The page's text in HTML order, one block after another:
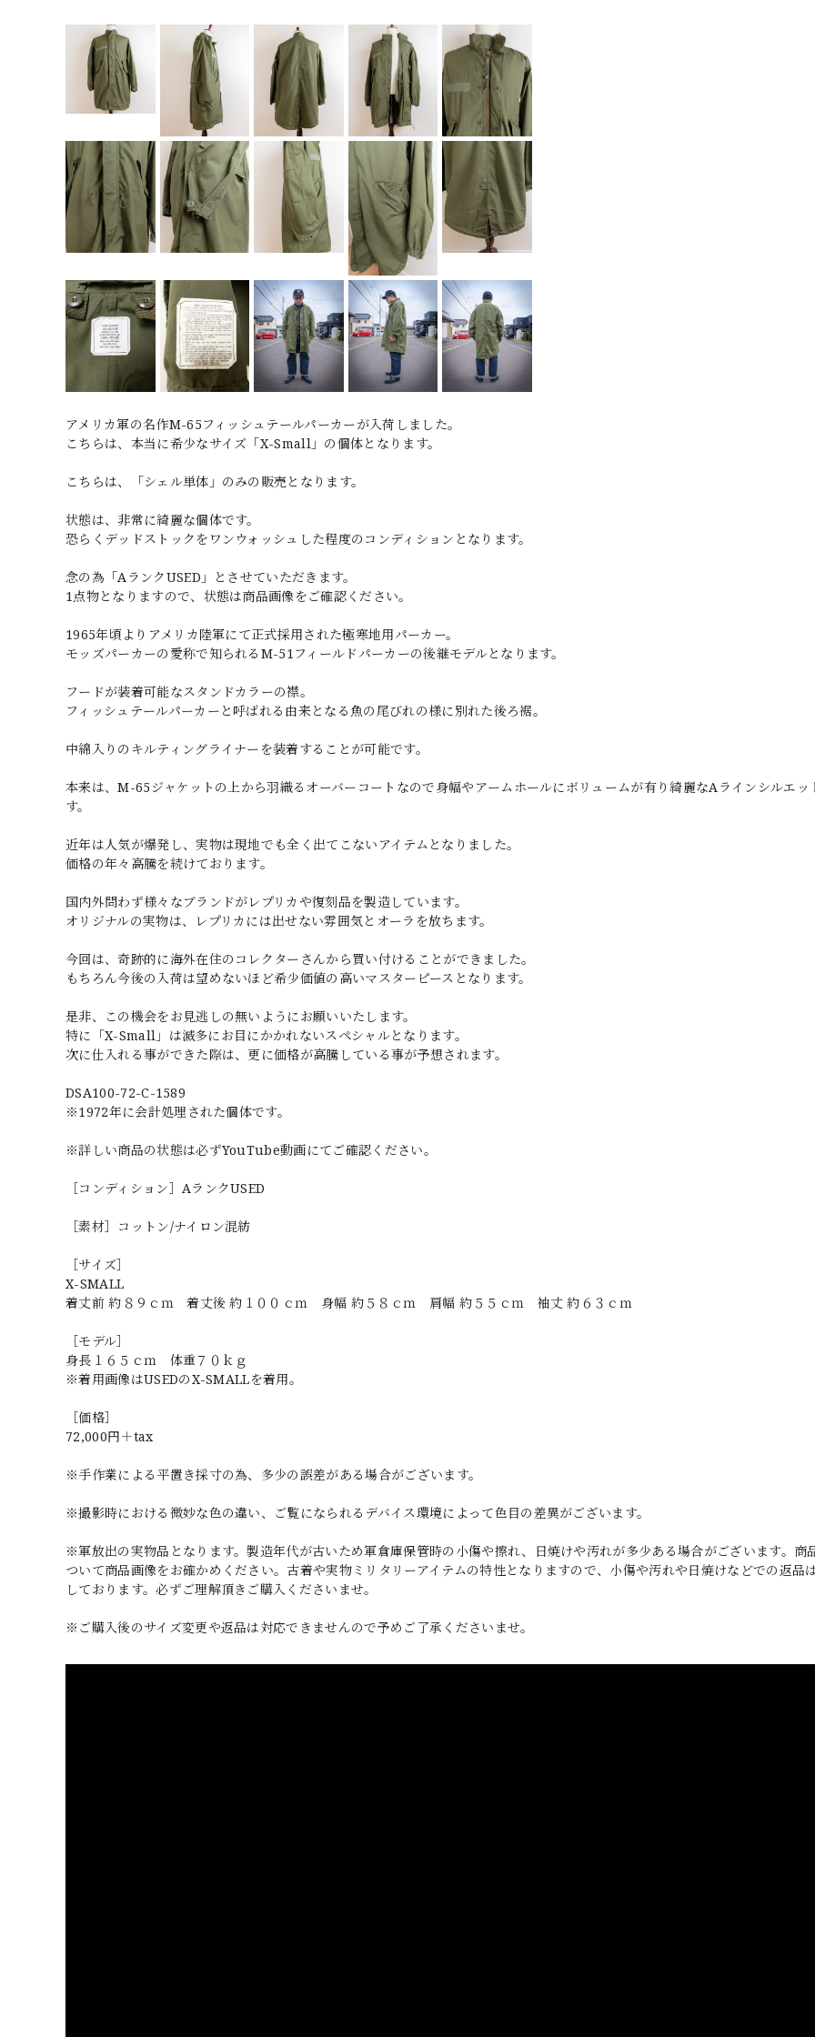
アメリカ軍の名作M-65フィッシュテールパーカーが入荷しました。
こちらは、本当に希少なサイズ「X-Small」の個体となります。
こちらは、「シェル単体」のみの販売となります。
状態は、非常に綺麗な個体です。
恐らくデッドストックをワンウォッシュした程度のコンディションとなります。
念の為「AランクUSED」とさせていただきます。
1点物となりますので、状態は商品画像をご確認ください。
1965年頃よりアメリカ陸軍にて正式採用された極寒地用パーカー。
モッズパーカーの愛称で知られるM-51フィールドパーカーの後継モデルとなります。
フードが装着可能なスタンドカラーの襟。
フィッシュテールパーカーと呼ばれる由来となる魚の尾びれの様に別れた後ろ裾。
中綿入りのキルティングライナーを装着することが可能です。
本来は、M-65ジャケットの上から羽織るオーバーコートなので身幅やアームホールにボリュームが有り綺麗なAラインシルエッ
す。
近年は人気が爆発し、実物は現地でも全く出てこないアイテムとなりました。
価格の年々高騰を続けております。
国内外問わず様々なブランドがレプリカや復刻品を製造しています。
オリジナルの実物は、レプリカには出せない雰囲気とオーラを放ちます。
今回は、奇跡的に海外在住のコレクターさんから買い付けることができました。
もちろん今後の入荷は望めないほど希少価値の高いマスターピースとなります。
是非、この機会をお見逃しの無いようにお願いいたします。
特に「X-Small」は滅多にお目にかかれないスペシャルとなります。
次に仕入れる事ができた際は、更に価格が高騰している事が予想されます。
DSA100-72-C-1589
※1972年に会計処理された個体です。
※詳しい商品の状態は必ずYouTube動画にてご確認ください。
［コンディション］AランクUSED
［素材］コットン/ナイロン混紡
［サイズ］
X-SMALL
着丈前 約８９ｃｍ 着丈後 約１００ｃｍ 身幅 約５８ｃｍ 肩幅 約５５ｃｍ 袖丈 約６３ｃｍ
［モデル］
身長１６５ｃｍ 体重７０ｋｇ
※着用画像はUSEDのX-SMALLを着用。
［価格］
72,000円＋tax
※手作業による平置き採寸の為、多少の誤差がある場合がございます。
※撮影時における微妙な色の違い、ご覧になられるデバイス環境によって色目の差異がございます。
※軍放出の実物品となります。製造年代が古いため軍倉庫保管時の小傷や擦れ、日焼けや汚れが多少ある場合がございます。商
ついて商品画像をお確かめください。古着や実物ミリタリーアイテムの特性となりますので、小傷や汚れや日焼けなどでの返品
しております。必ずご理解頂きご購入くださいませ。
※ご購入後のサイズ変更や返品は対応できませんので予めご了承くださいませ。